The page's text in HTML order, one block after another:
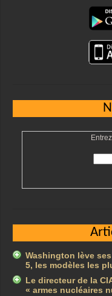
Washington lève
5, les modèles les
Le directeur de la
« armes nucléaires